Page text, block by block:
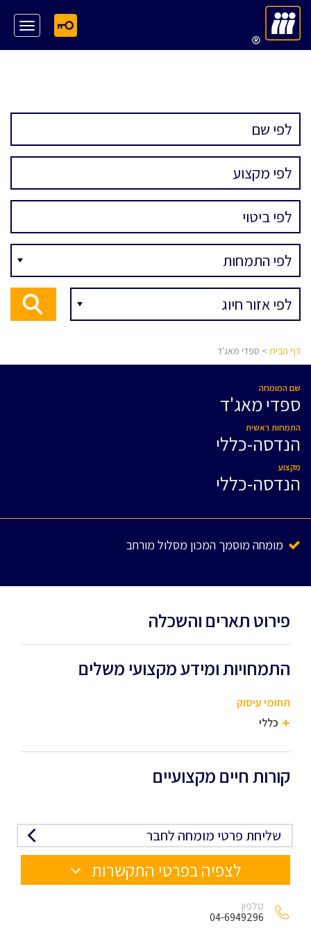
דף הבית > ספדי מאג'ד
שם המומחה
ספדי מאג'ד
התמחות ראשית
הנדסה-כללי
מקצוע
הנדסה-כללי
מומחה מוסמך המכון מסלול מורחב
פירוט תארים והשכלה
התמחויות ומידע מקצועי משלים
תחומי עיסוק
כללי
קורות חיים מקצועיים
שליחת פרטי מומחה לחבר
לצפיה בפרטי התקשרות
טלפון
04-6949296